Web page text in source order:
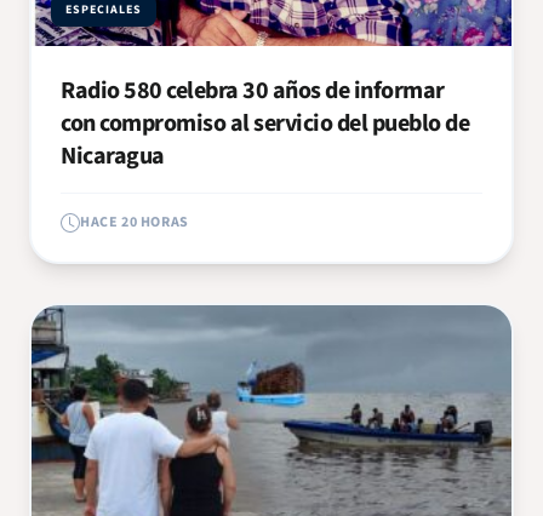
ESPECIALES
Radio 580 celebra 30 años de informar
con compromiso al servicio del pueblo de
Nicaragua
HACE 20 HORAS